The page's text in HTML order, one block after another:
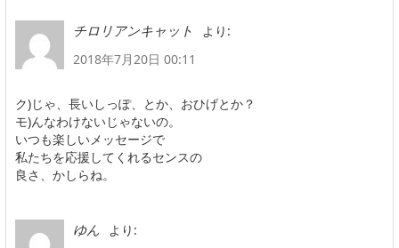
チロリアンキャット
より:
2018年7月20日 00:11
ク)じゃ、長いしっぽ、とか、おひげとか？
モ)んなわけないじゃないの。
いつも楽しいメッセージで
私たちを応援してくれるセンスの
良さ、かしらね。
ゆん
より: